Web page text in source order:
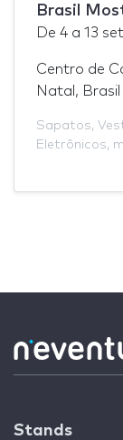
Brasil
De 4 a 13
Centro de
Natal, Brasil
Sapatos,
Eletrônicos,
Stands